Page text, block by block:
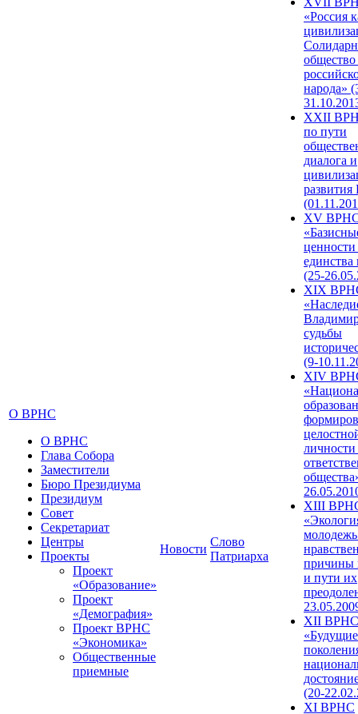
О ВРНС
О ВРНС
Глава Собора
Заместители
Бюро Президиума
Президиум
Совет
Секретариат
Центры
Проекты
Проект
«Образование»
Проект
«Демография»
Проект ВРНС
«Экономика»
Общественные
приемные
Новости
Слово
Патриарха
«Россия
народа»
XXII
по пути
диалога и
развития
XV
единства
(25-
XIX
судьбы
(9-
XIV
XIII
причины
и пути их
XII ВРНС
«Будущие
(20-
XI ВРНС